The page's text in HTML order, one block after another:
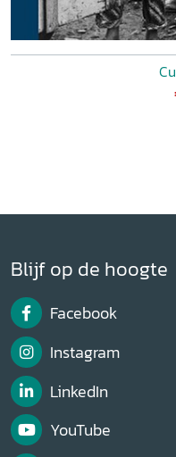
Blijf op de hoogte
Facebook
Instagram
LinkedIn
YouTube